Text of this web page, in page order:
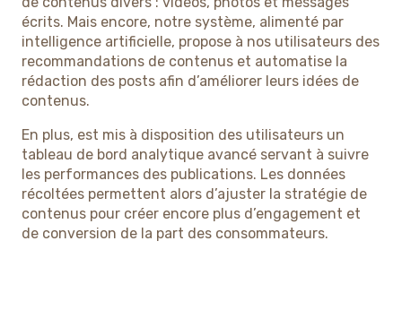
écrits. Mais encore, notre système, alimenté par
intelligence artificielle, propose à nos utilisateurs des
recommandations de contenus et automatise la
rédaction des posts afin d’améliorer leurs idées de
contenus.
En plus, est mis à disposition des utilisateurs un
tableau de bord analytique avancé servant à suivre
les performances des publications. Les données
récoltées permettent alors d’ajuster la stratégie de
contenus pour créer encore plus d’engagement et
de conversion de la part des consommateurs.